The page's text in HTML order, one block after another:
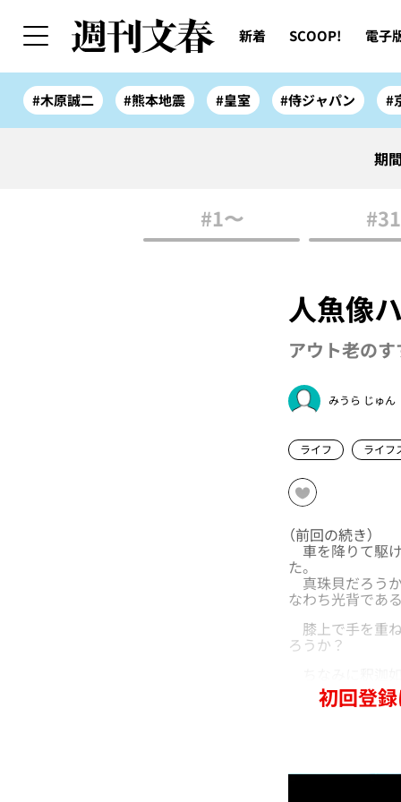
新着 SCOOP! 電子
#木原誠二 #熊本地震 #皇室 #侍ジャパン #
期
#1〜 #31
人魚像
アウト老の
みうら じゅん
ライフ ライフ
（前回の続き）
車を降りて駆
た。
真珠貝だろう
なわち光背であ
膝上で手を重
ろうか？
初回登